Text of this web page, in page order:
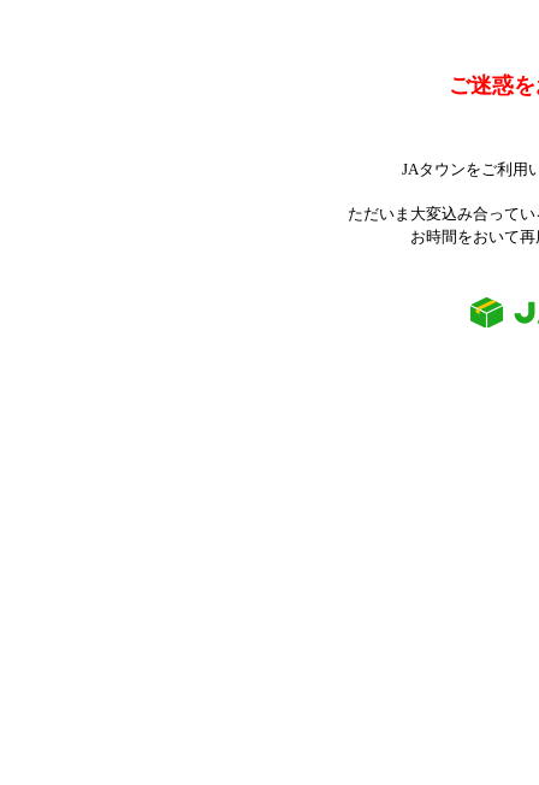
ご迷惑
JAタウンをご利用
ただいま大変込み合って
お時間をおいて